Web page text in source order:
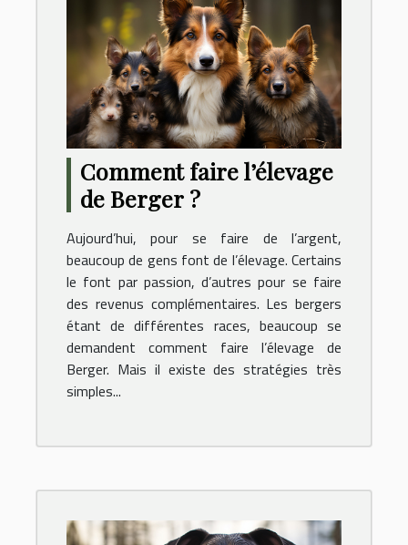
Comment faire l’élevage
de Berger ?
Aujourd’hui, pour se faire de l’argent,
beaucoup de gens font de l’élevage. Certains
le font par passion, d’autres pour se faire
des revenus complémentaires. Les bergers
étant de différentes races, beaucoup se
demandent comment faire l’élevage de
Berger. Mais il existe des stratégies très
simples...